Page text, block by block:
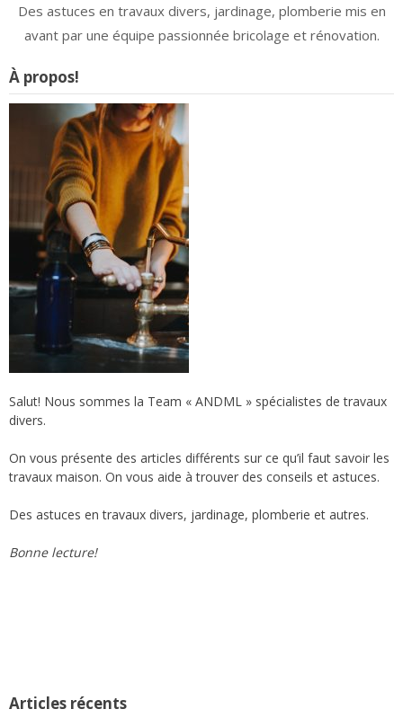
Des astuces en travaux divers, jardinage, plomberie mis en
avant par une équipe passionnée bricolage et rénovation.
À propos!
Salut! Nous sommes la Team « ANDML » spécialistes de travaux
divers.
On vous présente des articles différents sur ce qu’il faut savoir les
travaux maison. On vous aide à trouver des conseils et astuces.
Des astuces en travaux divers, jardinage, plomberie et autres.
Bonne lecture!
Articles récents